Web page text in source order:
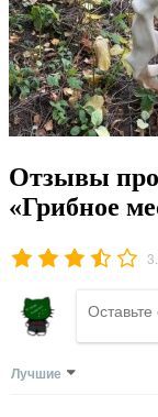
Отзывы
«Грибное
Лучшие